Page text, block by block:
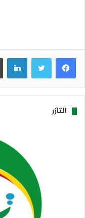
فيسبوك تويتر
التآزر